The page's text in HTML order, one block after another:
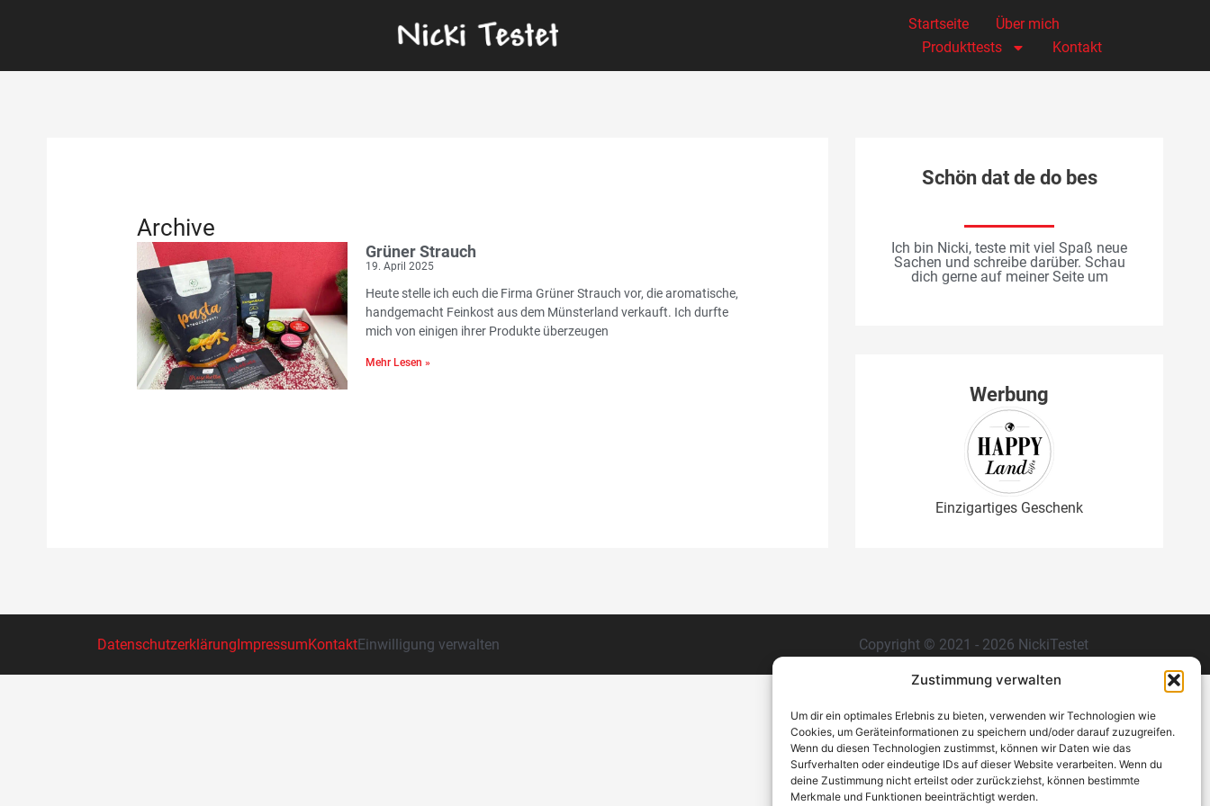
Zustimmung verwalten
Um dir ein optimales Erlebnis zu bieten, verwenden wir Technologien wie
Cookies, um Geräteinformationen zu speichern und/oder darauf zuzugreifen.
Wenn du diesen Technologien zustimmst, können wir Daten wie das
Surfverhalten oder eindeutige IDs auf dieser Website verarbeiten. Wenn du
deine Zustimmung nicht erteilst oder zurückziehst, können bestimmte
Merkmale und Funktionen beeinträchtigt werden.
Startseite
Über mich
Produkttests
Kontakt
Archive
Grüner Strauch
19. April 2025
Heute stelle ich euch die Firma Grüner Strauch vor, die aromatische,
handgemacht Feinkost aus dem Münsterland verkauft. Ich durfte
mich von einigen ihrer Produkte überzeugen
Mehr Lesen »
Schön dat de do bes
Ich bin Nicki, teste mit viel Spaß neue
Sachen und schreibe darüber. Schau
dich gerne auf meiner Seite um
Werbung
Einzigartiges Geschenk
DatenschutzerklärungImpressumKontaktEinwilligung verwalten Copyright © 2021 - 2026 NickiTestet